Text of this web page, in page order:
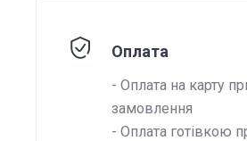
Оплата
- Оплата на карту
замовлення
- Оплата готівкою